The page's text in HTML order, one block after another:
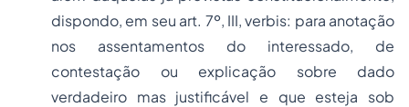
dispondo, em seu art. 7º, III, verbis: para anotação
nos assentamentos do interessado, de
contestação ou explicação sobre dado
verdadeiro mas justificável e que esteja sob